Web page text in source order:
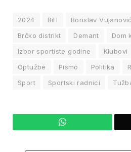
2024 BiH Borislav Vujanović
Brčko distrikt
Demant Dom
Izbor sportiste godine
Klubovi
Optužbe
Pismo Politika
Sport
Sportski radnici
WhatsApp